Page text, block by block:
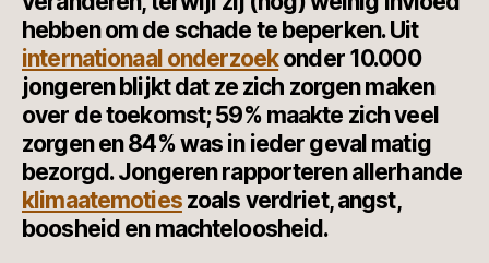
hebben om de schade te beperken. Uit
internationaal onderzoekonder 10.000
jongeren blijkt dat ze zich zorgen maken
over de toekomst; 59% maakte zich veel
zorgen en 84% was in ieder geval matig
bezorgd. Jongeren rapporteren allerhande
klimaatemotieszoals verdriet, angst,
boosheid en machteloosheid.